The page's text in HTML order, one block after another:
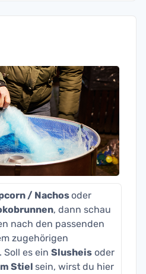
/ Nachosoder
, dann schau
nach den passenden
zugehörigen
. Soll es ein Slusheis oder
Stiel sein, wirst du hier